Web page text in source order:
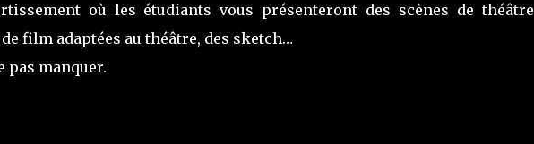
où les étudiants vous présenteront des scènes de théâtre
film adaptées au théâtre, des sketch…
pas manquer.